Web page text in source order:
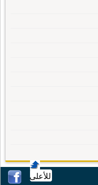
للأعلى